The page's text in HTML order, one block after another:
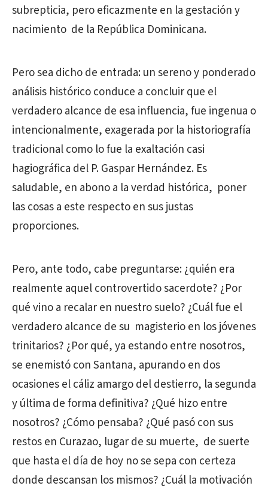
subrepticia, pero eficazmente en la gestación y
nacimiento de la República Dominicana.
Pero sea dicho de entrada: un sereno y ponderado
análisis histórico conduce a concluir que el
verdadero alcance de esa influencia, fue ingenua o
intencionalmente, exagerada por la historiografía
tradicional como lo fue la exaltación casi
hagiográfica del P. Gaspar Hernández. Es
saludable, en abono a la verdad histórica, poner
las cosas a este respecto en sus justas
proporciones.
Pero, ante todo, cabe preguntarse: ¿quién era
realmente aquel controvertido sacerdote? ¿Por
qué vino a recalar en nuestro suelo? ¿Cuál fue el
verdadero alcance de su magisterio en los jóvenes
trinitarios? ¿Por qué, ya estando entre nosotros,
se enemistó con Santana, apurando en dos
ocasiones el cáliz amargo del destierro, la segunda
y última de forma definitiva? ¿Qué hizo entre
nosotros? ¿Cómo pensaba? ¿Qué pasó con sus
restos en Curazao, lugar de su muerte, de suerte
que hasta el día de hoy no se sepa con certeza
donde descansan los mismos? ¿Cuál la motivación